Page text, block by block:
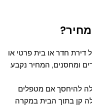
חדר או בית פרטי או
ומחסנים, המחיר נקבע
להיחסך אם מטפלים
קן בתוך הבית במקרה